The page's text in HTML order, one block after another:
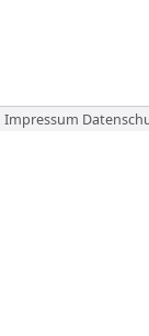
Impressum